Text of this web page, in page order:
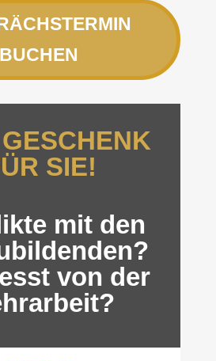
BUCHEN
SIE!
mit den
von der